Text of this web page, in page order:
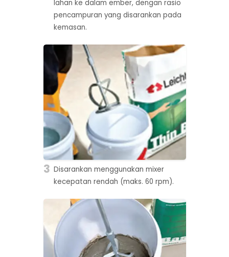
lahan ke dalam ember, dengan rasio
pencampuran yang disarankan pada
kemasan.
3 Disarankan menggunakan mixer
kecepatan rendah (maks. 60 rpm).